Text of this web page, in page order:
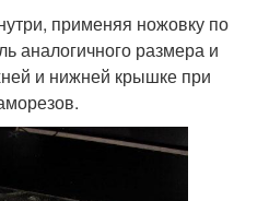
применяя ножовку по
аналогичного размера и
и нижней крышке при